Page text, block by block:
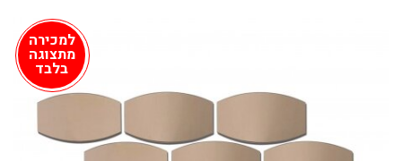
למכירה
מתצוגה
בלבד